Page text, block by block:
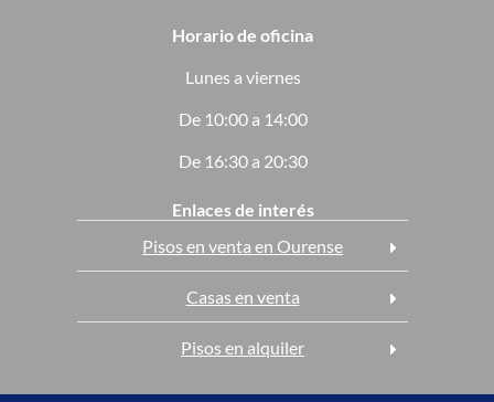
Horario de oficina
Lunes a viernes
De 10:00 a 14:00
De 16:30 a 20:30
Enlaces de interés
Pisos en venta en Ourense
Casas en venta
Pisos en alquiler